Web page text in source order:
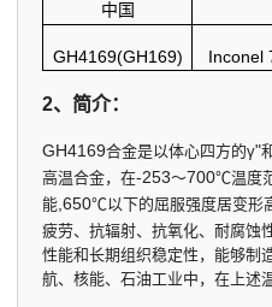
中国
GH4169(GH169) Inconel
2、简介：
GH4169合金是以体心四方的γ"
高温合金，在-253～700℃温度
能 ,650℃以下的屈服强度居变形
疲劳、抗辐射、抗氧化、耐腐蚀
性能和长期组织稳定性，能够制
航、核能、石油工业中，在上述